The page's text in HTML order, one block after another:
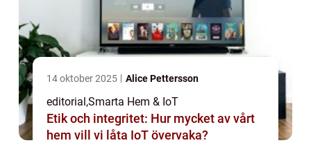
14 oktober 2025 Alice Pettersson
editorial,Smarta Hem & IoT
Etik och integritet: Hur mycket av vårt
hem vill vi låta IoT övervaka?